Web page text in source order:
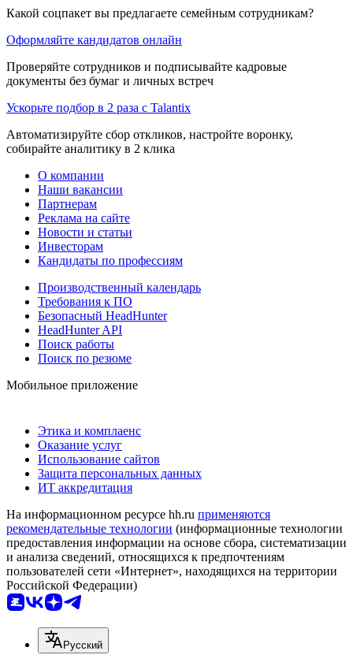
Какой соцпакет вы предлагаете семейным сотрудникам?
Оформляйте кандидатов онлайн
Проверяйте сотрудников и подписывайте кадровые
документы без бумаг и личных встреч
Ускорьте подбор в 2 раза с Talantix
Автоматизируйте сбор откликов, настройте воронку,
собирайте аналитику в 2 клика
О компании
Наши вакансии
Партнерам
Реклама на сайте
Новости и статьи
Инвесторам
Кандидаты по профессиям
Производственный календарь
Требования к ПО
Безопасный HeadHunter
HeadHunter API
Поиск работы
Поиск по резюме
Мобильное приложение
Этика и комплаенс
Оказание услуг
Использование сайтов
Защита персональных данных
ИТ аккредитация
На информационном ресурсе hh.ru применяются
рекомендательные технологии (информационные технологии
предоставления информации на основе сбора, систематизации
и анализа сведений, относящихся к предпочтениям
пользователей сети «Интернет», находящихся на территории
Российской Федерации)
Русский